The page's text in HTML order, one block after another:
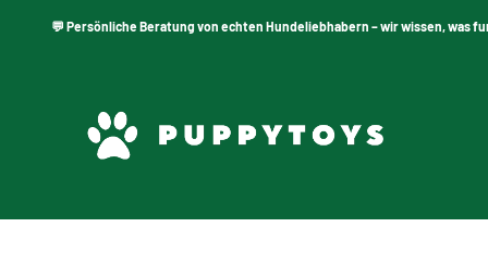
💬 Persönliche Beratung von echten Hundeliebhabern – wir wissen, was